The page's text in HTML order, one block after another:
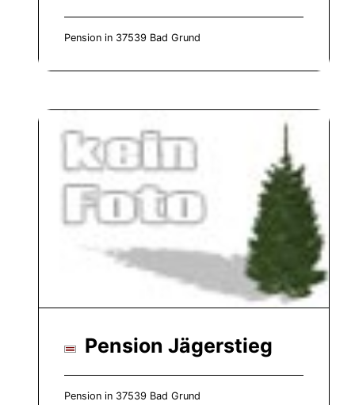
Pension in 37539 Bad Grund
Pension Jägerstieg
Pension in 37539 Bad Grund